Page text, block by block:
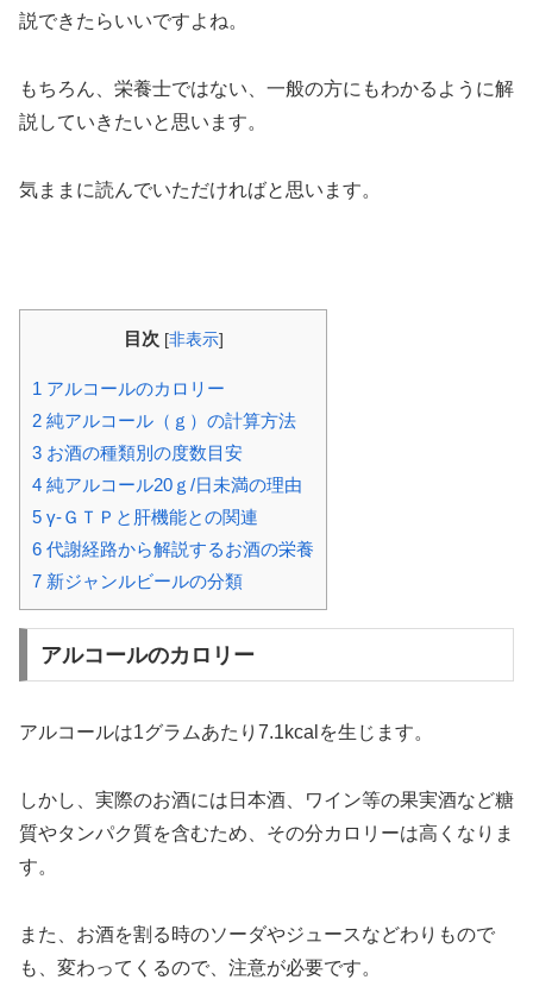
説できたらいいですよね。
もちろん、栄養士ではない、一般の方にもわかるように解
説していきたいと思います。
気ままに読んでいただければと思います。
目次 [非表示]
1 アルコールのカロリー
2 純アルコール（ｇ）の計算方法
3 お酒の種類別の度数目安
4 純アルコール20ｇ/日未満の理由
5 γ-ＧＴＰと肝機能との関連
6 代謝経路から解説するお酒の栄養
7 新ジャンルビールの分類
アルコールのカロリー
アルコールは1グラムあたり7.1kcalを生じます。
しかし、実際のお酒には日本酒、ワイン等の果実酒など糖
質やタンパク質を含むため、その分カロリーは高くなりま
す。
また、お酒を割る時のソーダやジュースなどわりもので
も、変わってくるので、注意が必要です。